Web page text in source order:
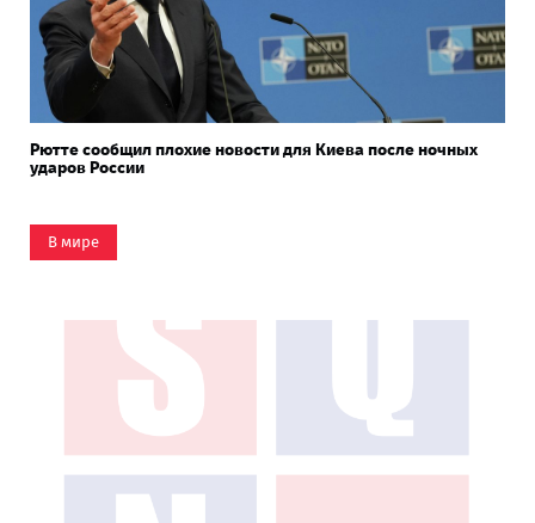
Рютте сообщил плохие новости для Киева после ночных
ударов России
В мире